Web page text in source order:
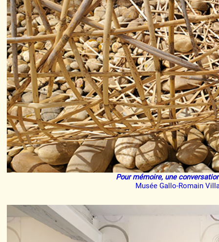
Pour mémoire, une
Musée Gallo-Romain